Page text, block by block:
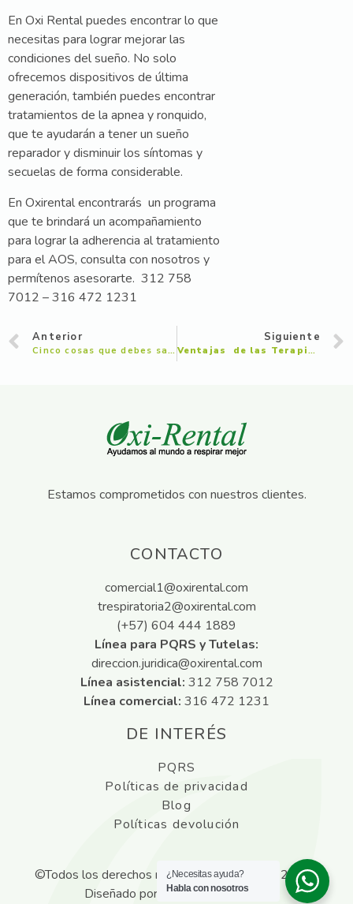
En Oxi Rental puedes encontrar lo que
necesitas para lograr mejorar las
condiciones del sueño. No solo
ofrecemos dispositivos de última
generación, también puedes encontrar
tratamientos de la apnea y ronquido,
que te ayudarán a tener un sueño
reparador y disminuir los síntomas y
secuelas de forma considerable.
En Oxirental encontrarás un programa
que te brindará un acompañamiento
para lograr la adherencia al tratamiento
para el AOS, consulta con nosotros y
permítenos asesorarte. 312 758
7012 – 316 472 1231
Anterior
Cinco cosas que debes saber sobre los nebulizadores pediátricos
Siguiente
Ventajas de las Terapias
Estamos comprometidos con nuestros clientes.
CONTACTO
comercial1@oxirental.com
trespiratoria2@oxirental.com
(+57) 604 444 1889
Línea para PQRS y Tutelas:
direccion.juridica@oxirental.com
Línea asistencial: 312 758 7012
Línea comercial: 316 472 1231
DE INTERÉS
PQRS
Políticas de privacidad
Blog
Políticas devolución
©Todos los derechos reservadosOxirental
2026 |
Diseñado por ANDA AGENCIA
¿Necesitas ayuda?
Habla con nosotros